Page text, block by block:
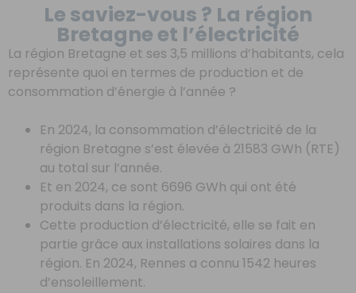
Le saviez-vous ? La région
Bretagne et l’électricité
La région Bretagne et ses 3,5 millions d’habitants, cela
représente quoi en termes de production et de
consommation d’énergie à l’année ?
En 2024, la consommation d’électricité de la
région Bretagne s’est élevée à 21583 GWh (RTE)
au total sur l’année.
Et en 2024, ce sont 6696 GWh qui ont été
produits dans la région.
Cette production d’électricité, elle se fait en
partie grâce aux installations solaires dans la
région. En 2024, Rennes a connu 1542 heures
d’ensoleillement.